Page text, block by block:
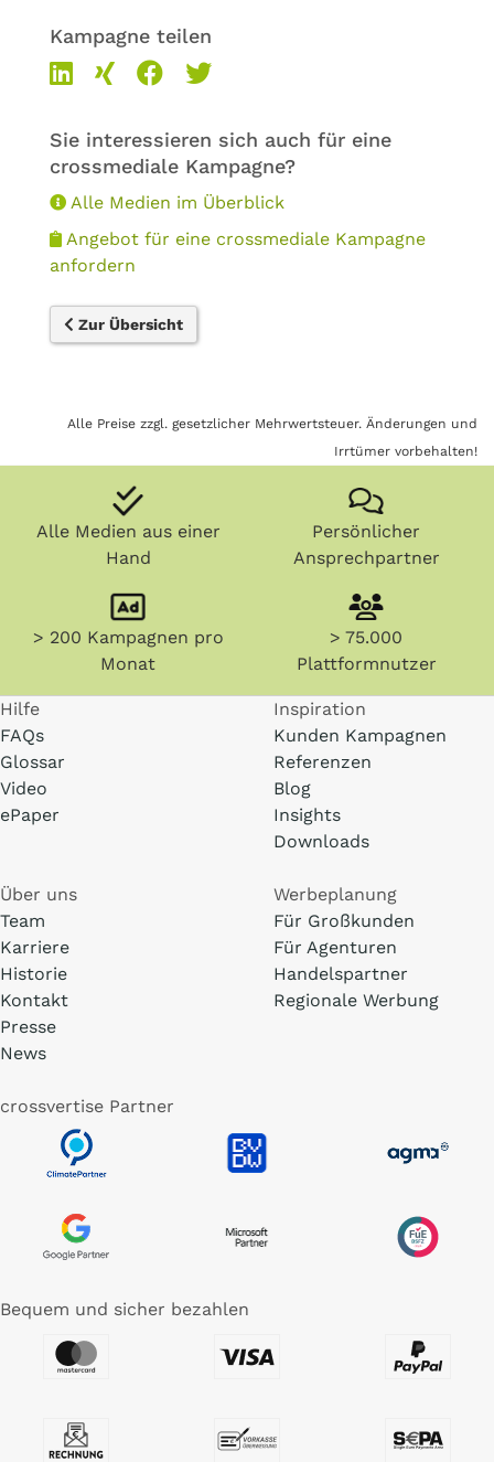
Kampagne teilen
Sie interessieren sich auch für eine
crossmediale Kampagne?
Alle Medien im Überblick
Angebot für eine crossmediale Kampagne
anfordern
Zur Übersicht
Alle Preise zzgl. gesetzlicher Mehrwertsteuer. Änderungen und
Irrtümer vorbehalten!
Alle Medien aus einer
Hand
Persönlicher
Ansprechpartner
> 200 Kampagnen pro
Monat
> 75.000
Plattformnutzer
Hilfe
FAQs
Glossar
Video
ePaper
Inspiration
Kunden Kampagnen
Referenzen
Blog
Insights
Downloads
Über uns
Team
Karriere
Historie
Kontakt
Presse
News
Werbeplanung
Für Großkunden
Für Agenturen
Handelspartner
Regionale Werbung
crossvertise Partner
Bequem und sicher bezahlen